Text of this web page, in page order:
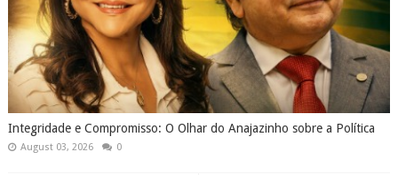
Integridade e Compromisso: O Olhar do Anajazinho sobre a Política
August 03, 2026 0